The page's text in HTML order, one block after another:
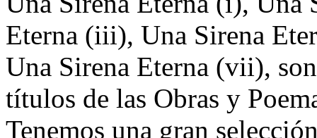
Eterna (iii), Una Sirena
Una Sirena Eterna (vii),
títulos de las Obras y
Tenemos una gran